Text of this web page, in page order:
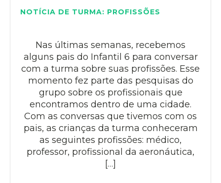
NOTÍCIA DE TURMA: PROFISSÕES
Nas últimas semanas, recebemos
alguns pais do Infantil 6 para conversar
com a turma sobre suas profissões. Esse
momento fez parte das pesquisas do
grupo sobre os profissionais que
encontramos dentro de uma cidade.
Com as conversas que tivemos com os
pais, as crianças da turma conheceram
as seguintes profissões: médico,
professor, profissional da aeronáutica,
[…]